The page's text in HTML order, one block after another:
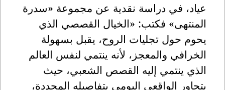
عياد، في دراسة نقدية عن مجموعة «سدرة
المنتهى» فكتب: «الخيال القصصي الذي
يحوم حول تجليات الروح، يقبل بسهولة
الخرافي والمعجز، لأنه ينتمي لنفس العالم
الذي ينتمي إليه القصص الشعبي، حيث
يتحاور الواقعي اليومي بتفاصيله المحددة،